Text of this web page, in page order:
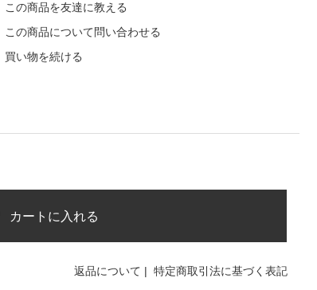
この商品を友達に教える
この商品について問い合わせる
買い物を続ける
カートに入れる
返品について | 特定商取引法に基づく表記